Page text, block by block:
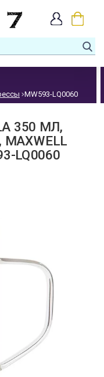
MW593-LQ0060
350 МЛ,
LQ0060